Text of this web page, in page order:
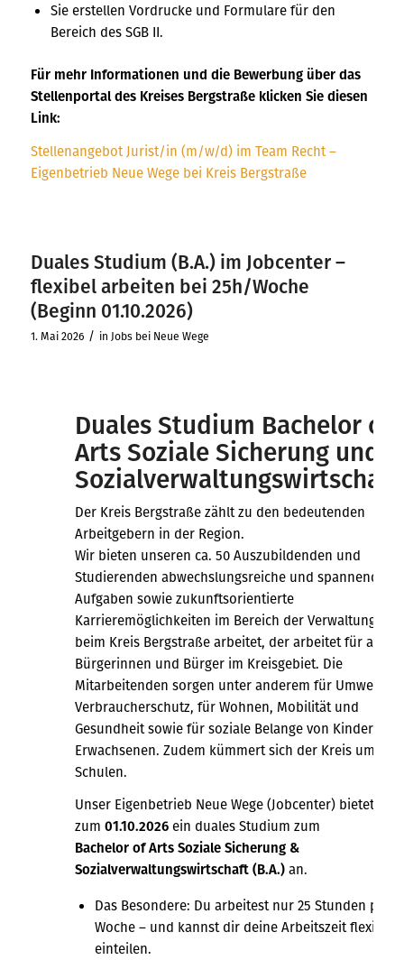
Sie erstellen Vordrucke und Formulare für den
Bereich des SGB II.
Für mehr Informationen und die Bewerbung über das
Stellenportal des Kreises Bergstraße klicken Sie diesen
Link:
Stellenangebot Jurist/in (m/w/d) im Team Recht –
Eigenbetrieb Neue Wege bei Kreis Bergstraße
Duales Studium (B.A.) im Jobcenter –
flexibel arbeiten bei 25h/Woche
(Beginn 01.10.2026)
1. Mai 2026 / in Jobs bei Neue Wege
Duales Studium Bachelor of
Arts Soziale Sicherung und
Sozialverwaltungswirtschaft
Der Kreis Bergstraße zählt zu den bedeutenden
Arbeitgebern in der Region.
Wir bieten unseren ca. 50 Auszubildenden und
Studierenden abwechslungsreiche und spannende
Aufgaben sowie zukunftsorientierte
Karrieremöglichkeiten im Bereich der Verwaltung.
beim Kreis Bergstraße arbeitet, der arbeitet für alle
Bürgerinnen und Bürger im Kreisgebiet. Die
Mitarbeitenden sorgen unter anderem für Umwelt-
Verbraucherschutz, für Wohnen, Mobilität und
Gesundheit sowie für soziale Belange von Kindern
Erwachsenen. Zudem kümmert sich der Kreis um die
Schulen.
Unser Eigenbetrieb Neue Wege (Jobcenter) bietet
zum 01.10.2026ein duales Studium zum
Bachelor of Arts Soziale Sicherung &
Sozialverwaltungswirtschaft (B.A.)an.
Das Besondere: Du arbeitest nur 25 Stunden pro
Woche – und kannst dir deine Arbeitszeit flexibel
einteilen.